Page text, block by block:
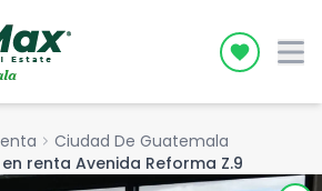
Icon
chevron_right Ciudad De Guatemala
renta Avenida Reforma Z.9